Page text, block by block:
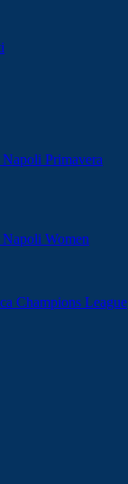
Primavera
Women
Champions League